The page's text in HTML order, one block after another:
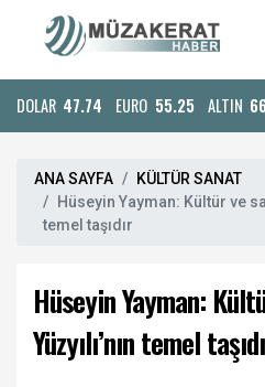
DOLAR 47.74 EURO 55.25 ALTIN
ANA SAYFA
KÜLTÜR SANAT
Hüseyin Yayman: Kültür ve
temel taşıdır
Hüseyin Yayman:
Yüzyılı’nın temel